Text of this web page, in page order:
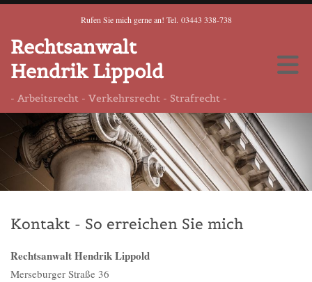
Rufen Sie mich gerne an! Tel. 03443 338-738
Rechtsanwalt
Hendrik Lippold
- Arbeitsrecht - Verkehrsrecht - Strafrecht -
Kontakt - So erreichen Sie mich
Rechtsanwalt Hendrik Lippold
Merseburger Straße 36